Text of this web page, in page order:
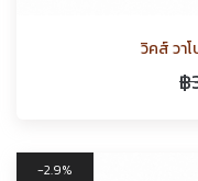
วิคส์ วา
฿
2.9%